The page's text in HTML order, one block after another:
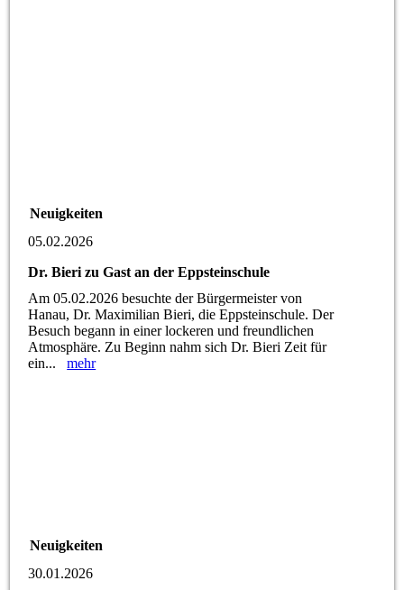
Neuigkeiten
05.02.2026
Dr. Bieri zu Gast an der Eppsteinschule
Am 05.02.2026 besuchte der Bürgermeister von
Hanau, Dr. Maximilian Bieri, die Eppsteinschule. Der
Besuch begann in einer lockeren und freundlichen
Atmosphäre. Zu Beginn nahm sich Dr. Bieri Zeit für
ein...mehr
Neuigkeiten
30.01.2026